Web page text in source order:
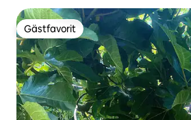
Gästfavorit
Gästfavorit